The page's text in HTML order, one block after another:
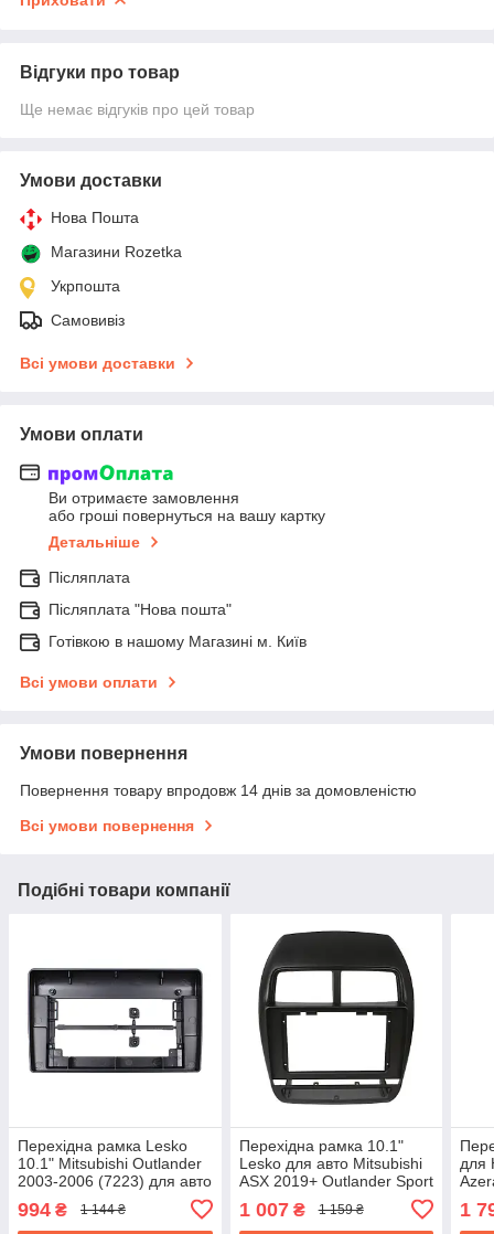
Відгуки про товар
Ще немає відгуків про цей товар
Умови доставки
Нова Пошта
Магазини Rozetka
Укрпошта
Самовивіз
Всі умови доставки
Умови оплати
Ви отримаєте замовлення
або гроші повернуться на вашу картку
Детальніше
Післяплата
Післяплата "Нова пошта"
Готівкою в нашому Магазині м. Київ
Всі умови оплати
Умови повернення
Повернення товару впродовж 14 днів за домовленістю
Всі умови повернення
Подібні товари компанії
Перехідна рамка Lesko
10.1" Mitsubishi Outlander
2003-2006 (7223) для авто
994 ₴ 1 144 ₴
Перехідна рамка 10.1"
Lesko для авто Mitsubishi
ASX 2019+ Outlander Sport
1 007₴ 1 159 ₴
для
1